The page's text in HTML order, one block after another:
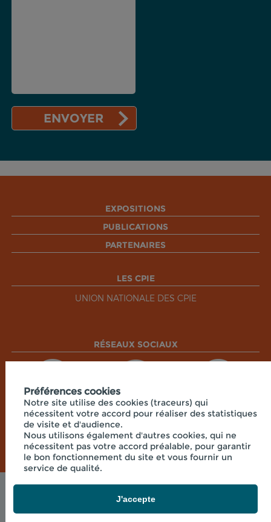
EXPOSITIONS
PUBLICATIONS
PARTENAIRES
LES CPIE
UNION NATIONALE DES CPIE
RÉSEAUX SOCIAUX
Mentions légales
© 2026 - CPIE CENTRE CORSE - 7 RUE DU
Préférences cookies
Notre site utilise des cookies (traceurs) qui
nécessitent votre accord pour réaliser des statistiques
de visite et d'audience.
Nous utilisons également d'autres cookies, qui ne
nécessitent pas votre accord préalable, pour garantir
le bon fonctionnement du site et vous fournir un
service de qualité.
J'accepte